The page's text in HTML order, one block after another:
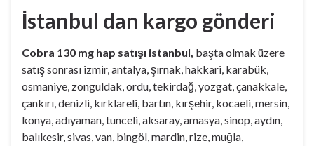
İstanbul dan kargo gönderi
Cobra 130 mg hap satışı istanbul, başta olmak üzere
satış sonrası izmir, antalya, şırnak, hakkari, karabük,
osmaniye, zonguldak, ordu, tekirdağ, yozgat, çanakkale,
çankırı, denizli, kırklareli, bartın, kırşehir, kocaeli, mersin,
konya, adıyaman, tunceli, aksaray, amasya, sinop, aydın,
balıkesir, sivas, van, bingöl, mardin, rize, muğla,